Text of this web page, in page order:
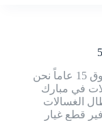
فني تصليح غسالات مبارك الكبير | خبرة تفوق 15 عاماً نحن
في مبارك
الغسالات
قطع غيار